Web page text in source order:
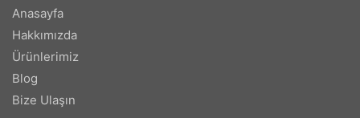
Anasayfa
Hakkımızda
Ürünlerimiz
Blog
Bize Ulaşın